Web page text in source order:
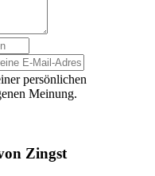
persönlichen
Meinung.
Zingst